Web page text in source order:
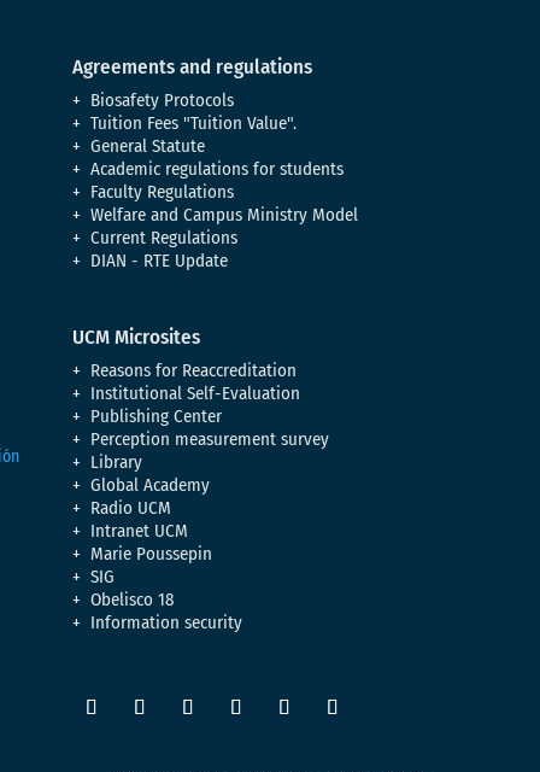
Agreements and regulations
Biosafety Protocols
Tuition Fees "Tuition Value".
General Statute
Academic regulations for students
Faculty Regulations
Welfare and Campus Ministry Model
Current Regulations
DIAN - RTE Update
UCM Microsites
Reasons for Reaccreditation
Institutional Self-Evaluation
Publishing Center
Perception measurement survey
Library
Global Academy
Radio UCM
Intranet UCM
Marie Poussepin
SIG
Obelisco 18
Information security